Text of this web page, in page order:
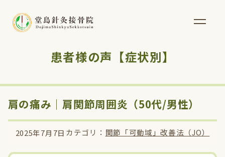
患者様の声【症状別】
肩の痛み｜肩関節周囲炎（50代/男性）
2025年7月7日 カテゴリ： 関節「可動域」改善法（JO）